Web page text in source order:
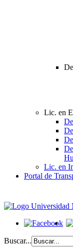
Lic. en
Lic. en
Portal de
Buscar...